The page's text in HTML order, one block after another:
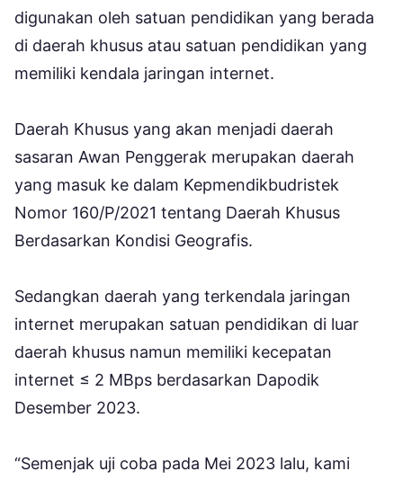
digunakan oleh satuan pendidikan yang berada
di daerah khusus atau satuan pendidikan yang
memiliki kendala jaringan internet.
Daerah Khusus yang akan menjadi daerah
sasaran Awan Penggerak merupakan daerah
yang masuk ke dalam Kepmendikbudristek
Nomor 160/P/2021 tentang Daerah Khusus
Berdasarkan Kondisi Geografis.
Sedangkan daerah yang terkendala jaringan
internet merupakan satuan pendidikan di luar
daerah khusus namun memiliki kecepatan
internet ≤ 2 MBps berdasarkan Dapodik
Desember 2023.
“Semenjak uji coba pada Mei 2023 lalu, kami